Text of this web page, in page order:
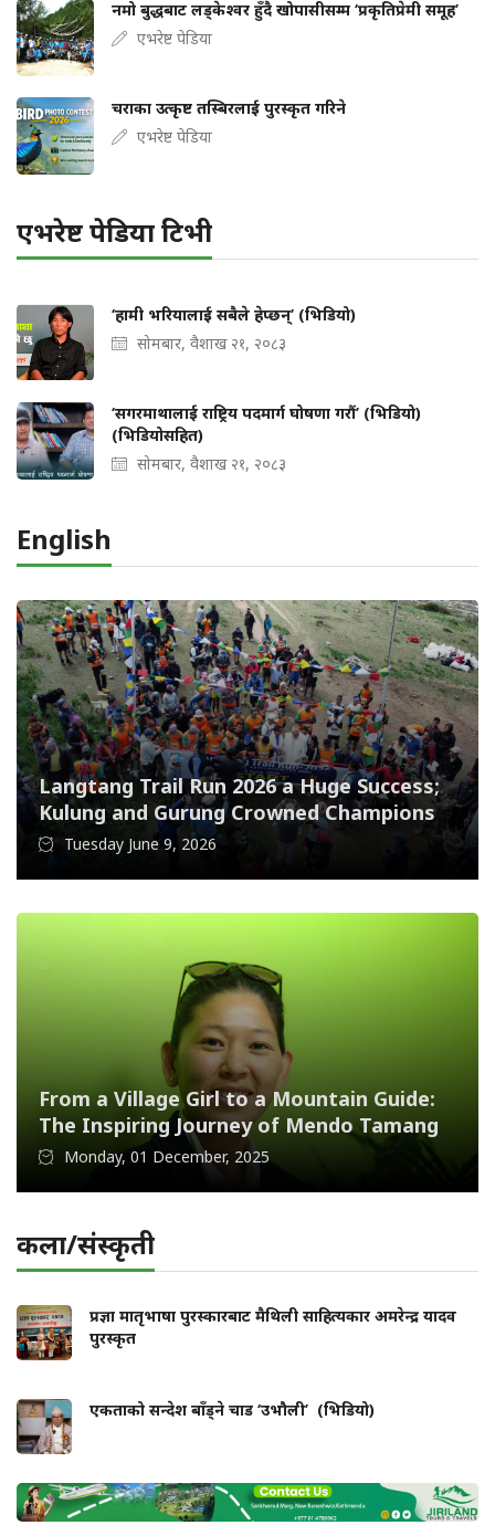
नमो बुद्धबाट लड्केश्वर हुँदै खोपासीसम्म ‘प्रकृतिप्रेमी समूह’
एभरेष्ट पेडिया
चराका उत्कृष्ट तस्बिरलाई पुरस्कृत गरिने
एभरेष्ट पेडिया
एभरेष्ट पेडिया टिभी
‘हामी भरियालाई सबैले हेप्छन्’ (भिडियो)
सोमबार, वैशाख २१, २०८३
‘सगरमाथालाई राष्ट्रिय पदमार्ग घोषणा गरौं’ (भिडियो)
(भिडियोसहित)
सोमबार, वैशाख २१, २०८३
English
Langtang Trail Run 2026 a Huge Success;
Kulung and Gurung Crowned Champions
Tuesday June 9, 2026
From a Village Girl to a Mountain Guide:
The Inspiring Journey of Mendo Tamang
Monday, 01 December, 2025
कला/संस्कृती
प्रज्ञा मातृभाषा पुरस्कारबाट मैथिली साहित्यकार अमरेन्द्र यादव
पुरस्कृत
एकताको सन्देश बाँड्ने चाड ‘उभौली’ (भिडियो)